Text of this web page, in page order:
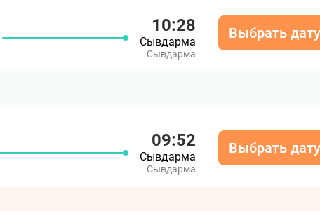
10:28
Сывдарма
Сывдарма
Выбрать дату
09:52
Сывдарма
Сывдарма
Выбрать дату